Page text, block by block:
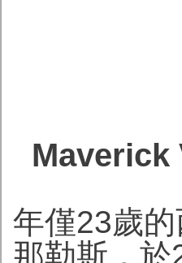
Maverick
年僅23歲
那勒斯，